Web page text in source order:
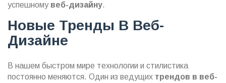
успешному веб-дизайну.
Новые Тренды В Веб-
Дизайне
В нашем быстром мире технологии и стилистика
постоянно меняются. Один из ведущих трендов в веб-